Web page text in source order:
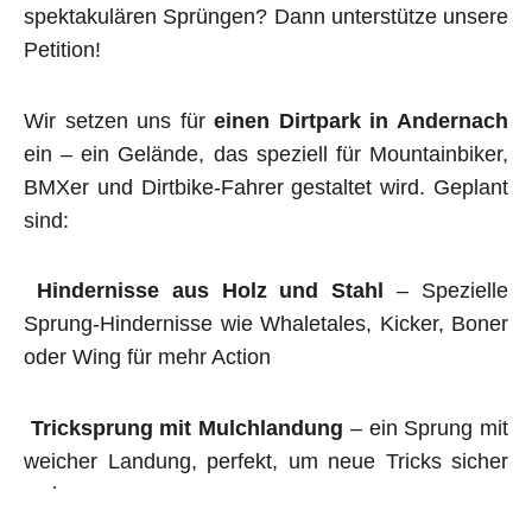
spektakulären Sprüngen? Dann unterstütze unsere
Petition!
Wir setzen uns füreinen Dirtpark in Andernach
ein – ein Gelände, das speziell für Mountainbiker,
BMXer und Dirtbike-Fahrer gestaltet wird. Geplant
sind:
Hindernisse aus Holz und Stahl
– Spezielle
Sprung-Hindernisse wie Whaletales, Kicker, Boner
oder Wing für mehr Action
Tricksprung mit Mulchlandung – ein Sprung mit
weicher Landung, perfekt, um neue Tricks sicher
zu lernen.